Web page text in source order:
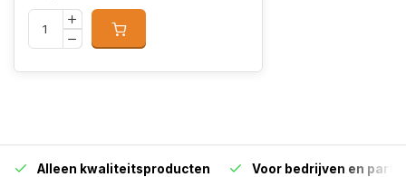
Alleen kwaliteitsproducten Voor bedrijven en